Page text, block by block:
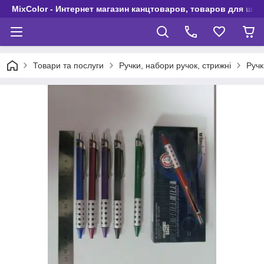
MixColor - Интернет магазин канцтоваров, товаров для
Товари та послуги Ручки, набори ручок, стрижні